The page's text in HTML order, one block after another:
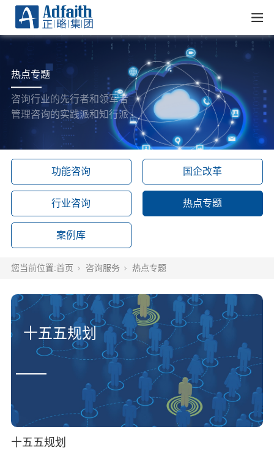
热点专题
咨询行业的先行者和领军者
管理咨询的实践派和知行派
功能咨询 国企改革
行业咨询 热点专题
案例库
您当前位置:首页 咨询服务 热点专题
十五五规划
十五五规划